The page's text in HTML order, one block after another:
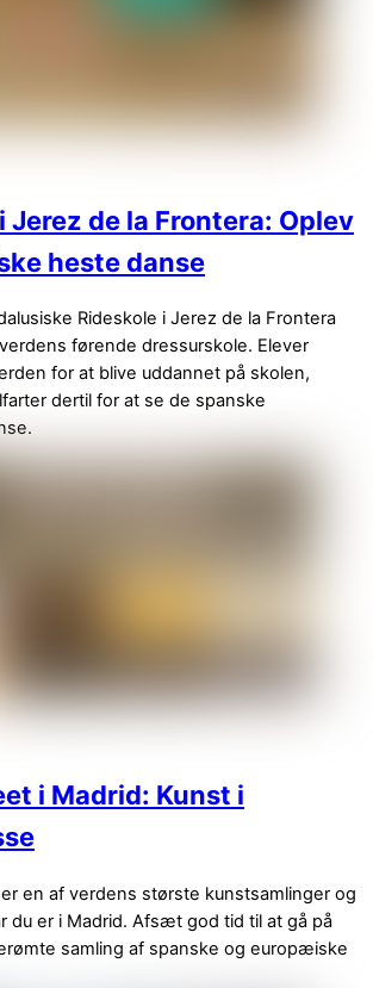
Jerez de la Frontera: Oplev
heste danse
Rideskole i Jerez de la Frontera
førende dressurskole. Elever
for at blive uddannet på skolen,
dertil for at se de spanske
i Madrid: Kunst i
en af verdens største kunstsamlinger og
du er i Madrid. Afsæt god tid til at gå på
samling af spanske og europæiske